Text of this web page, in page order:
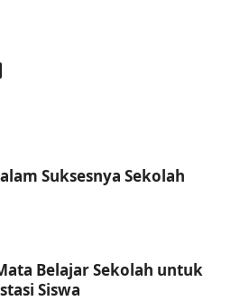
Suksesnya Sekolah
Belajar Sekolah untuk
Siswa